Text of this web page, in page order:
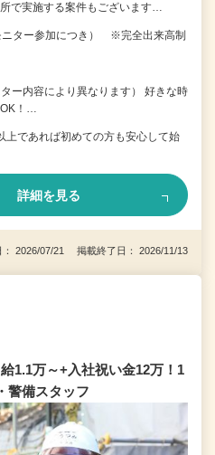
で実施する案件もございます…
ニター参加につき） ※完全出来高制
ー内容により異なります） 好きな時
OK！…
であれば初めての方も安心して始
詳細を見る
： 2026/07/21 掲載終了日： 2026/11/13
1.1万～+入社祝い金12万！1
警備スタッフ